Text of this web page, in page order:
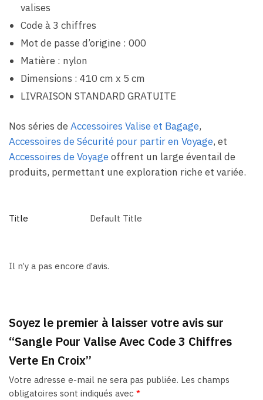
valises
Code à 3 chiffres
Mot de passe d’origine : 000
Matière : nylon
Dimensions : 410 cm x 5 cm
LIVRAISON STANDARD GRATUITE
Nos séries deAccessoires Valise et Bagage,
Accessoires de Sécurité pour partir en Voyage, et
Accessoires de Voyageoffrent un large éventail de
produits, permettant une exploration riche et variée.
Title Default Title
Il n’y a pas encore d’avis.
Soyez le premier à laisser votre avis sur
“Sangle Pour Valise Avec Code 3 Chiffres
Verte En Croix”
Votre adresse e-mail ne sera pas publiée. Les champs
obligatoires sont indiqués avec *